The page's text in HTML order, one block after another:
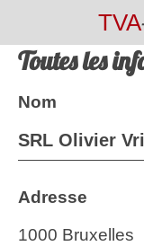
TVA
Toutes les
Nom
SRL Olivier
Adresse
1000 Bruxelles